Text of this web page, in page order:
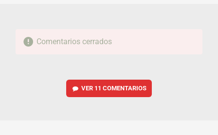
Comentarios cerrados
VER 11 COMENTARIOS